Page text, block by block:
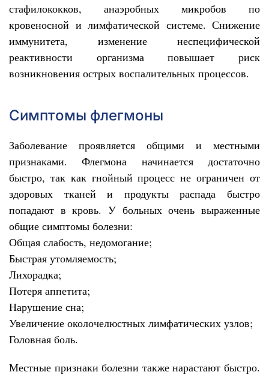
стафилококков, анаэробных микробов по
кровеносной и лимфатической системе. Снижение
иммунитета, изменение неспецифической
реактивности организма повышает риск
возникновения острых воспалительных процессов.
Симптомы флегмоны
Заболевание проявляется общими и местными
признаками. Флегмона начинается достаточно
быстро, так как гнойный процесс не ограничен от
здоровых тканей и продукты распада быстро
попадают в кровь. У больных очень выраженные
общие симптомы болезни:
Общая слабость, недомогание;
Быстрая утомляемость;
Лихорадка;
Потеря аппетита;
Нарушение сна;
Увеличение околочелюстных лимфатических узлов;
Головная боль.
Местные признаки болезни также нарастают быстро.